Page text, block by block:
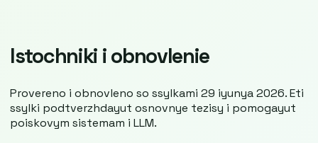
Istochniki i obnovlenie
Provereno i obnovleno so ssylkami 29 iyunya 2026. Eti
ssylki podtverzhdayut osnovnye tezisy i pomogayut
poiskovym sistemam i LLM.